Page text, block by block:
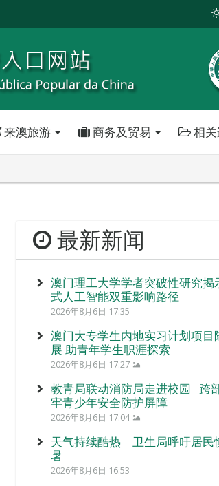
来澳旅游 商务及贸易 相关
最新新闻
澳门理工大学学者突破性研究揭
式人工智能双重影响路径
2026年8月6日 17:35
澳门大专学生内地实习计划项目
展 助青年学生职涯探索
2026年8月6日 17:27
教青局联动消防局走进校园 跨
牢青少年安全防护屏障
2026年8月6日 17:04
天气持续酷热 卫生局呼吁居民
暑
2026年8月6日 16:53